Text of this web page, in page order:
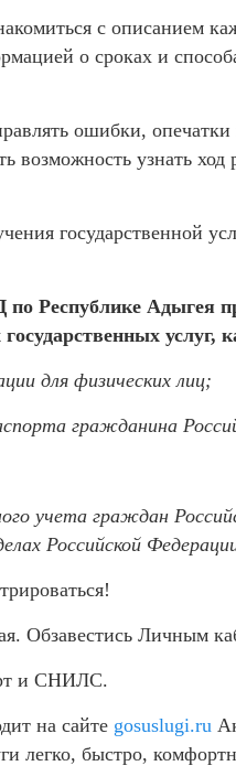
с описанием
о сроках и
ошибки,
возможность узнать ход
государственной
Республике Адыгея
услуг,
для физических лиц;
гражданина
учета граждан
Российской
Обзавестись Личным
и СНИЛС.
на сайте gosuslugi.ru
легко, быстро,